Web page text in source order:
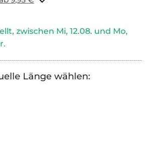
zwischen Mi, 12.08. und Mo,
Länge wählen: